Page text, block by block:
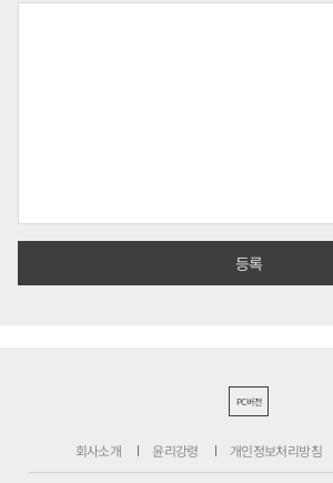
PC버전
회사소개 윤리강령 개인정보처리방침